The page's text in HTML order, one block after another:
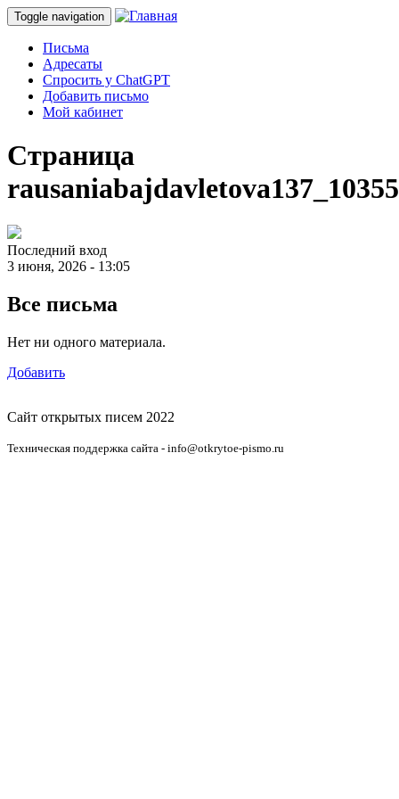
Toggle navigation
Письма
Адресаты
Спросить у ChatGPT
Добавить письмо
Мой кабинет
Страница
Последний вход
3 июня, 2026 - 13:05
Все письма
Нет ни одного материала.
Добавить
Сайт открытых писем 2022
Техническая поддержка сайта - info@otkrytoe-pismo.ru